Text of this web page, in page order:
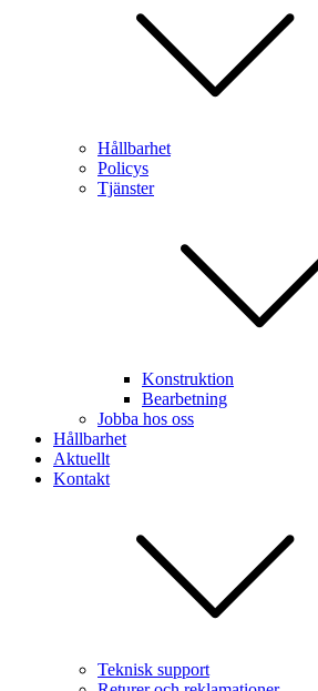
Hållbarhet
Policys
Tjänster
Konstruktion
Bearbetning
Jobba hos oss
Hållbarhet
Aktuellt
Kontakt
Teknisk support